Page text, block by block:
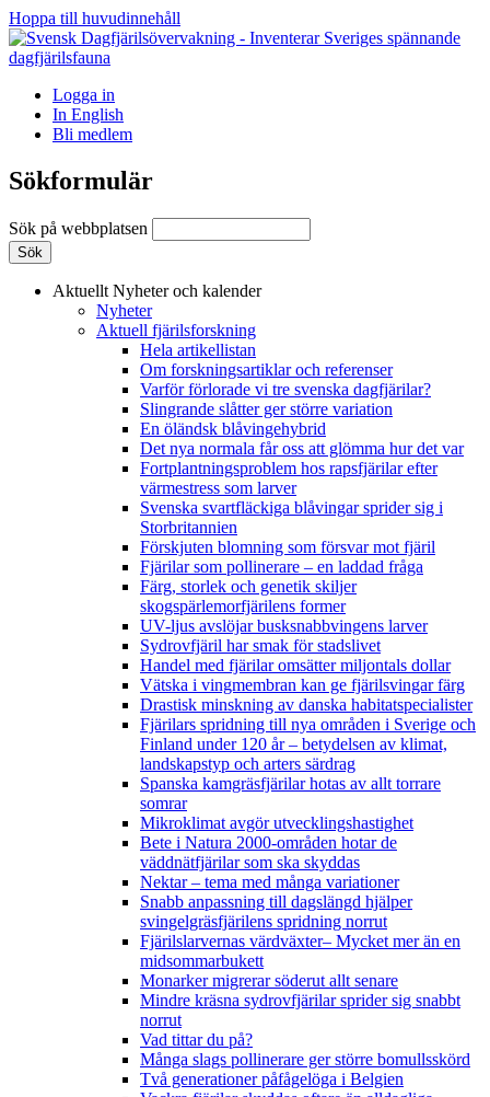
Hoppa till huvudinnehåll
Logga in
In English
Bli medlem
Sökformulär
Sök på webbplatsen
Aktuellt Nyheter och kalender
Nyheter
Aktuell fjärilsforskning
Hela artikellistan
Om forskningsartiklar och referenser
Varför förlorade vi tre svenska dagfjärilar?
Slingrande slåtter ger större variation
En öländsk blåvingehybrid
Det nya normala får oss att glömma hur det var
Fortplantningsproblem hos rapsfjärilar efter
värmestress som larver
Svenska svartfläckiga blåvingar sprider sig i
Storbritannien
Förskjuten blomning som försvar mot fjäril
Fjärilar som pollinerare – en laddad fråga
Färg, storlek och genetik skiljer
skogspärlemorfjärilens former
UV-ljus avslöjar busksnabbvingens larver
Sydrovfjäril har smak för stadslivet
Handel med fjärilar omsätter miljontals dollar
Vätska i vingmembran kan ge fjärilsvingar färg
Drastisk minskning av danska habitatspecialister
Fjärilars spridning till nya områden i Sverige och
Finland under 120 år– betydelsen av klimat,
landskapstyp och arters särdrag
Spanska kamgräsfjärilar hotas av allt torrare
somrar
Mikroklimat avgör utvecklingshastighet
Bete i Natura 2000-områden hotar de
väddnätfjärilar som ska skyddas
Nektar – tema med många variationer
Snabb anpassning till dagslängd hjälper
svingelgräsfjärilens spridning norrut
Fjärilslarvernas värdväxter– Mycket mer än en
midsommarbukett
Monarker migrerar söderut allt senare
Mindre kräsna sydrovfjärilar sprider sig snabbt
norrut
Vad tittar du på?
Många slags pollinerare ger större bomullsskörd
Två generationer påfågelöga i Belgien